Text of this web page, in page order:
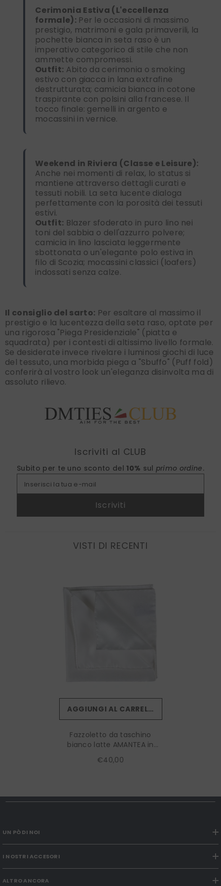
Cerimonia Estiva (L'eccellenza
formale):Per le occasioni di massimo
prestigio, matrimoni e gala primaverili, la
pochette bianca in seta raso è un
imperativo categorico di stile che non
ammette compromessi.
Outfit: Abito da cerimonia o smoking
estivo con giacca in lana extrafine
destrutturata; camicia bianca in cotone
traspirante con polsini alla francese. Il
tocco finale: gemelli in argento e
mocassini in vernice.
Weekend in Riviera (Classe e Leisure):
Anche nei momenti di relax, lo status si
mantiene attraverso dettagli curati e
tessuti nobili. La seta lucente dialoga
perfettamente con la porosità dei tessuti
estivi.
Outfit: Blazer sfoderato in puro lino nei
toni del sabbia o dell'azzurro polvere;
camicia in lino lasciata leggermente
sbottonata o un'elegante polo estiva in
filo di Scozia; mocassini classici (loafers)
indossati senza calze.
Il consiglio del sarto: Per esaltare al massimo il
prestigio e la lucentezza della seta raso, optate per
una rigorosa "Piega Presidenziale" (piatta e
squadrata) per i contesti di altissimo livello formale.
Se desiderate invece rivelare i luminosi giochi di luce
del tessuto, una morbida piega a "Sbuffo" (Puff fold)
conferirà al vostro look un'eleganza disinvolta ma di
assoluto rilievo.
Iscriviti al CLUB
Subito per te uno sconto del 10% sul primo ordine.
Inserisci la tua e-mail
Iscriviti
VISTI DI RECENTI
AGGIUNGI AL CARRELLO
Fazzoletto da taschino
bianco latte AMANTEA in
seta raso
€40,00
UN PÒ DI NOI
I NOSTRI ACCESORI
ALTRO ANCORA